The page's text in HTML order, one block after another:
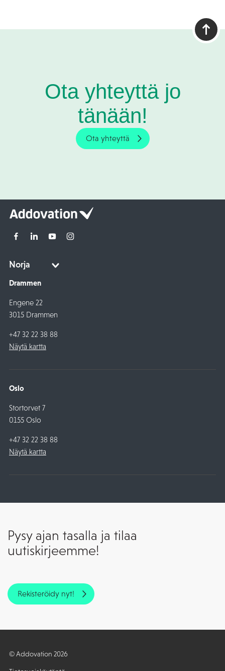
Ota yhteyttä jo
tänään!
Ota yhteyttä
Drammen
Engene 22
3015 Drammen
+47 32 22 38 88
Näytä kartta
Oslo
Stortorvet 7
0155 Oslo
+47 32 22 38 88
Näytä kartta
Pysy ajan tasalla ja tilaa
uutiskirjeemme!
Rekisteröidy nyt!
© Addovation 2026